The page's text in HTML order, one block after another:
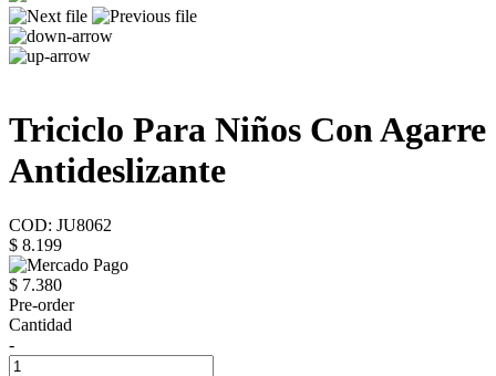
Triciclo Para Niños Con Agarre
Antideslizante
COD: JU8062
$ 8.199
$ 7.380
Pre-order
Cantidad
-